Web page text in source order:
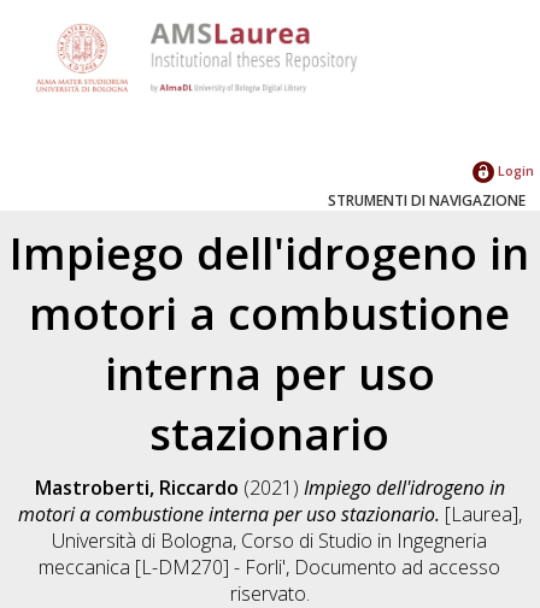
Login
STRUMENTI DI NAVIGAZIONE
Impiego dell'idrogeno in
motori a combustione
interna per uso
stazionario
Mastroberti, Riccardo (2021) Impiego dell'idrogeno in
motori a combustione interna per uso stazionario. [Laurea],
Università di Bologna, Corso di Studio in Ingegneria
meccanica [L-DM270] - Forli', Documento ad accesso
riservato.